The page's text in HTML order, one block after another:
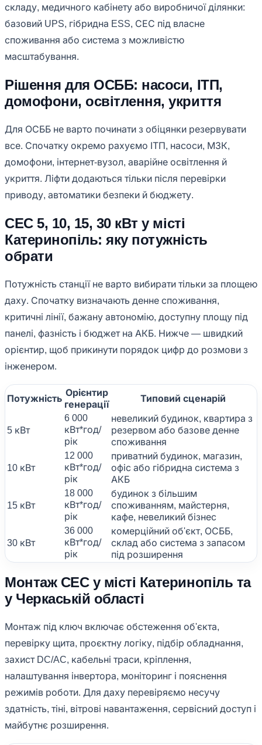
складу, медичного кабінету або виробничої ділянки:
базовий UPS, гібридна ESS, СЕС під власне
споживання або система з можливістю
масштабування.
Рішення для ОСББ: насоси, ІТП,
домофони, освітлення, укриття
Для ОСББ не варто починати з обіцянки резервувати
все. Спочатку окремо рахуємо ІТП, насоси, МЗК,
домофони, інтернет-вузол, аварійне освітлення й
укриття. Ліфти додаються тільки після перевірки
приводу, автоматики безпеки й бюджету.
СЕС 5, 10, 15, 30 кВт у місті
Катеринопіль: яку потужність
обрати
Потужність станції не варто вибирати тільки за площею
даху. Спочатку визначають денне споживання,
критичні лінії, бажану автономію, доступну площу під
панелі, фазність і бюджет на АКБ. Нижче — швидкий
орієнтир, щоб прикинути порядок цифр до розмови з
інженером.
Потужність
Орієнтир
генерації
Типовий сценарій
5 кВт
6 000
кВт*год/
рік
невеликий будинок, квартира з
резервом або базове денне
споживання
10 кВт
12 000
кВт*год/
рік
приватний будинок, магазин,
офіс або гібридна система з
АКБ
15 кВт
18 000
кВт*год/
рік
будинок з більшим
споживанням, майстерня,
кафе, невеликий бізнес
30 кВт
36 000
кВт*год/
рік
комерційний об'єкт, ОСББ,
склад або система з запасом
під розширення
Монтаж СЕС у місті Катеринопіль та
у Черкаській області
Монтаж під ключ включає обстеження об'єкта,
перевірку щита, проєктну логіку, підбір обладнання,
захист DC/AC, кабельні траси, кріплення,
налаштування інвертора, моніторинг і пояснення
режимів роботи. Для даху перевіряємо несучу
здатність, тіні, вітрові навантаження, сервісний доступ і
майбутнє розширення.